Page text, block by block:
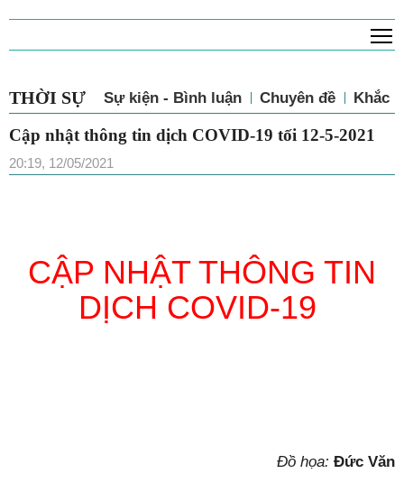
THỜI SỰ Sự kiện - Bình luận Chuyên đề Khắc
Cập nhật thông tin dịch COVID-19 tối 12-5-2021
20:19, 12/05/2021
CẬP NHẬT THÔNG TIN
DỊCH COVID-19
Đồ họa: Đức Văn